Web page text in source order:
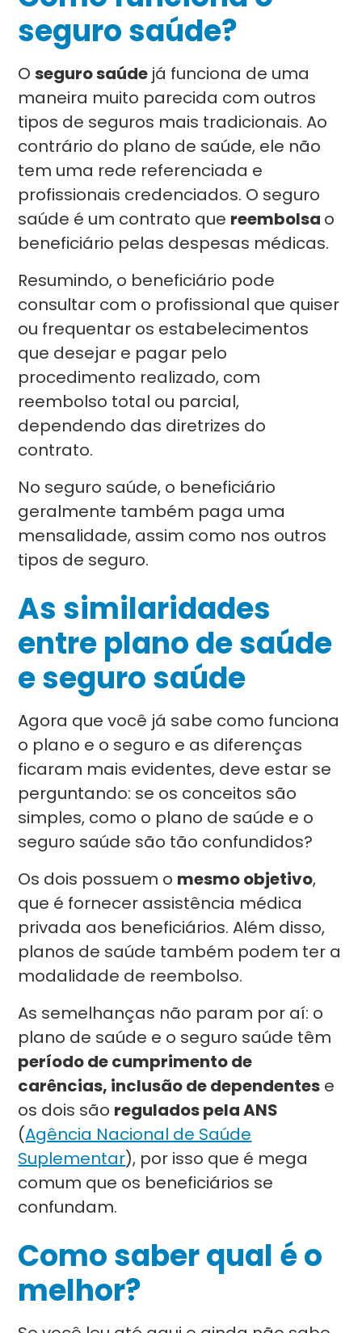
seguro saúde?
Oseguro saúde já funciona de uma
maneira muito parecida com outros
tipos de seguros mais tradicionais. Ao
contrário do plano de saúde, ele não
tem uma rede referenciada e
profissionais credenciados. O seguro
saúde é um contrato que reembolsa o
beneficiário pelas despesas médicas.
Resumindo, o beneficiário pode
consultar com o profissional que quiser
ou frequentar os estabelecimentos
que desejar e pagar pelo
procedimento realizado, com
reembolso total ou parcial,
dependendo das diretrizes do
contrato.
No seguro saúde, o beneficiário
geralmente também paga uma
mensalidade, assim como nos outros
tipos de seguro.
As similaridades
entre plano de saúde
e seguro saúde
Agora que você já sabe como funciona
o plano e o seguro e as diferenças
ficaram mais evidentes, deve estar se
perguntando: se os conceitos são
simples, como o plano de saúde e o
seguro saúde são tão confundidos?
Os dois possuem o mesmo objetivo,
que é fornecer assistência médica
privada aos beneficiários. Além disso,
planos de saúde também podem ter a
modalidade de reembolso.
As semelhanças não param por aí: o
plano de saúde e o seguro saúde têm
período de cumprimento de
carências, inclusão de dependentes e
os dois são regulados pela ANS
(Agência Nacional de Saúde
Suplementar), por isso que é mega
comum que os beneficiários se
confundam.
Como saber qual é o
melhor?